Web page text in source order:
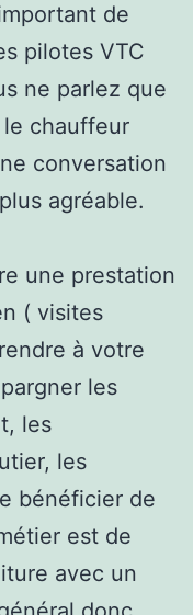
de
pilotes VTC
ne parlez que
chauffeur
conversation
agréable.
une prestation
( visites
à votre
les
les
les
bénéficier de
est de
avec un